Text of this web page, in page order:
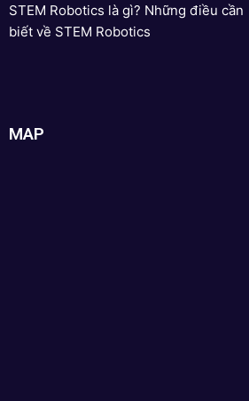
STEM Robotics là gì? Những điều cần
biết về STEM Robotics
MAP